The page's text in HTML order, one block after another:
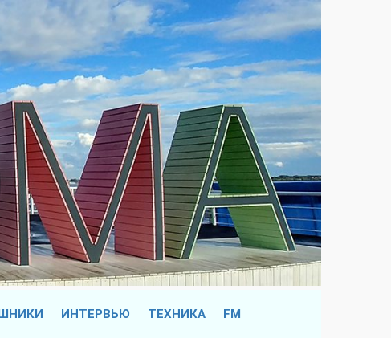
ИНТЕРВЬЮ ТЕХНИКА FM